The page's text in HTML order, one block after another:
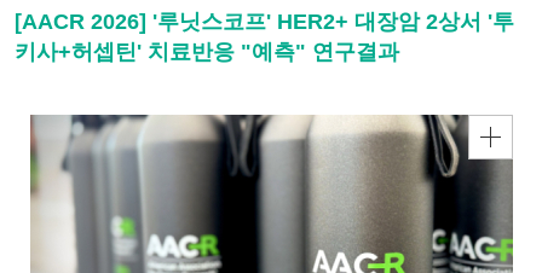
[AACR 2026] '루닛스코프' HER2+ 대장암 2상서 '투
키사+허셉틴' 치료반응 "예측" 연구결과